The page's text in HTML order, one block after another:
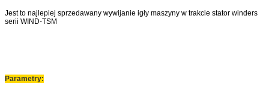
Jest to najlepiej sprzedawany wywijanie igły maszyny w trakcie stator winders
serii WIND-TSM
Parametry: